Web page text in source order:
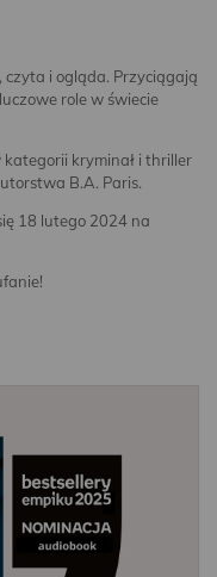
czyta i ogląda. Przyciągają
role w świecie
kryminał i thriller
B.A. Paris.
18 lutego 2024 na